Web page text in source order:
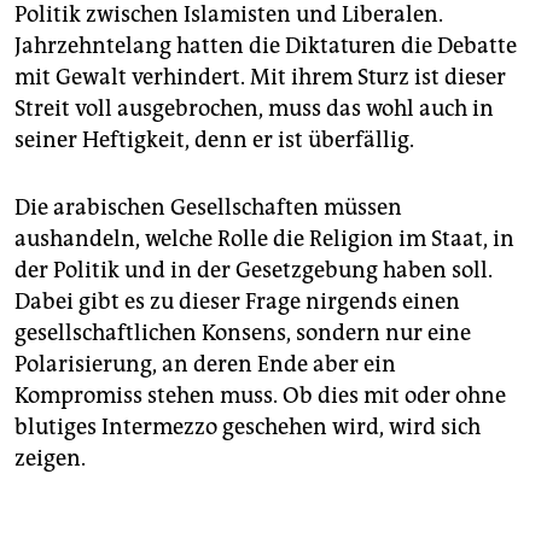
Politik zwischen Islamisten und Liberalen.
Jahrzehntelang hatten die Diktaturen die Debatte
mit Gewalt verhindert. Mit ihrem Sturz ist dieser
Streit voll ausgebrochen, muss das wohl auch in
seiner Heftigkeit, denn er ist überfällig.
Die arabischen Gesellschaften müssen
aushandeln, welche Rolle die Religion im Staat, in
der Politik und in der Gesetzgebung haben soll.
Dabei gibt es zu dieser Frage nirgends einen
gesellschaftlichen Konsens, sondern nur eine
Polarisierung, an deren Ende aber ein
Kompromiss stehen muss. Ob dies mit oder ohne
blutiges Intermezzo geschehen wird, wird sich
zeigen.